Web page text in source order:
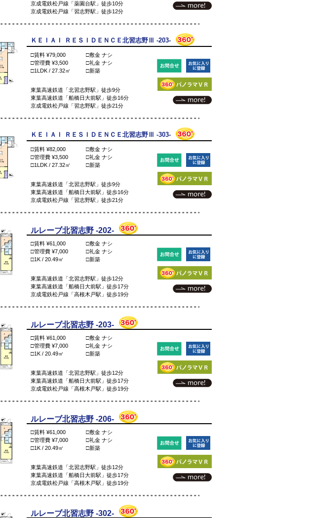
京成電鉄松戸線「薬園台駅」徒歩10分
京成電鉄松戸線「習志野駅」徒歩12分
ＫＥＩＡＩ ＲＥＳＩＤＥＮＣＥ北習志野Ⅲ -203-
□賃料 ¥79,000
□敷金 ナシ
□管理費 ¥3,500
□礼金 ナシ
□1LDK / 27.32㎡
□新築
東葉高速鉄道「北習志野駅」徒歩9分
東葉高速鉄道「船橋日大前駅」徒歩16分
京成電鉄松戸線「習志野駅」徒歩21分
ＫＥＩＡＩ ＲＥＳＩＤＥＮＣＥ北習志野Ⅲ -303-
□賃料 ¥82,000
□敷金 ナシ
□管理費 ¥3,500
□礼金 ナシ
□1LDK / 27.32㎡
□新築
東葉高速鉄道「北習志野駅」徒歩9分
東葉高速鉄道「船橋日大前駅」徒歩16分
京成電鉄松戸線「習志野駅」徒歩21分
ルレーブ北習志野 -202-
□賃料 ¥61,000
□敷金 ナシ
□管理費 ¥7,000
□礼金 ナシ
□1K / 20.49㎡
□新築
東葉高速鉄道「北習志野駅」徒歩12分
東葉高速鉄道「船橋日大前駅」徒歩17分
京成電鉄松戸線「高根木戸駅」徒歩19分
ルレーブ北習志野 -203-
□賃料 ¥61,000
□敷金 ナシ
□管理費 ¥7,000
□礼金 ナシ
□1K / 20.49㎡
□新築
東葉高速鉄道「北習志野駅」徒歩12分
東葉高速鉄道「船橋日大前駅」徒歩17分
京成電鉄松戸線「高根木戸駅」徒歩19分
ルレーブ北習志野 -206-
□賃料 ¥61,000
□敷金 ナシ
□管理費 ¥7,000
□礼金 ナシ
□1K / 20.49㎡
□新築
東葉高速鉄道「北習志野駅」徒歩12分
東葉高速鉄道「船橋日大前駅」徒歩17分
京成電鉄松戸線「高根木戸駅」徒歩19分
ルレーブ北習志野 -302-